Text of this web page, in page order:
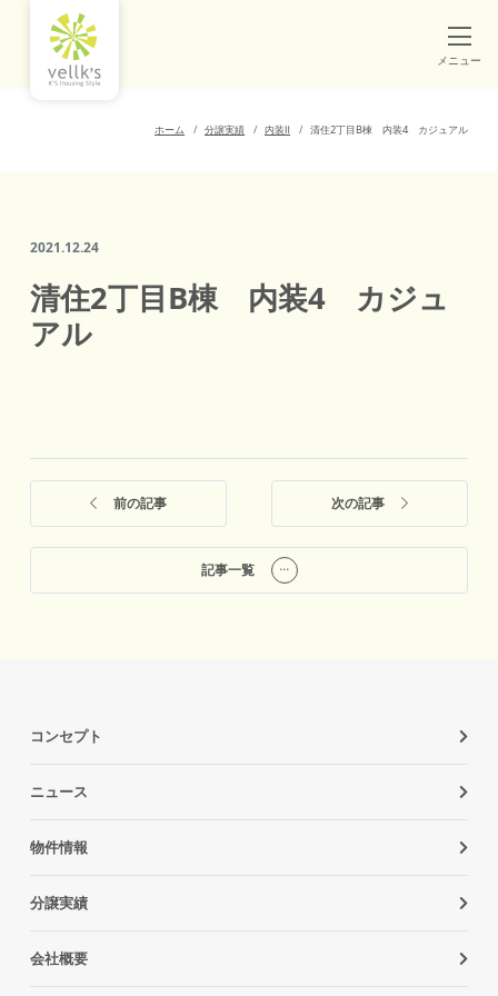
メニュー
ホーム 分譲実績 内装Ⅱ 清住2丁目B棟 内装4 カジュアル
2021.12.24
清住2丁目B棟 内装4 カジュ
アル
前の記事
記事一覧
次の記事
コンセプト
ニュース
物件情報
分譲実績
会社概要